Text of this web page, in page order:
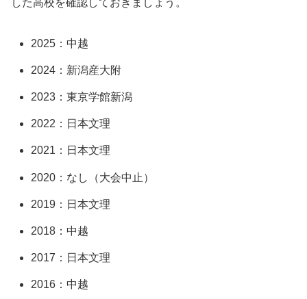
2025：中越
2024：新潟産大附
2023：東京学館新潟
2022：日本文理
2021：日本文理
2020：なし（大会中止）
2019：日本文理
2018：中越
2017：日本文理
2016：中越